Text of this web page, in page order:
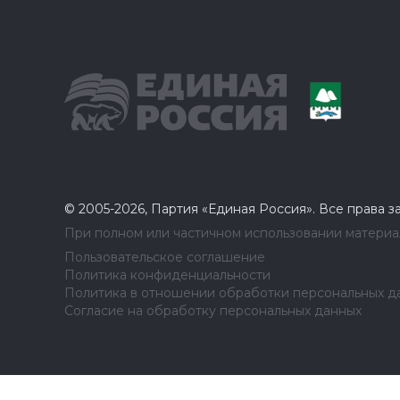
© 2005-2026, Партия «Единая Россия». Все права
При полном или частичном использовании
Пользовательское соглашение
Политика конфиденциальности
Политика в отношении обработки персональных
Согласие на обработку персональных данных